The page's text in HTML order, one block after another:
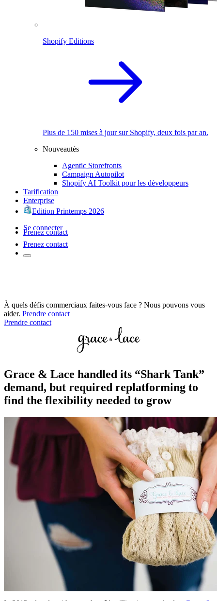
Shopify Editions
Plus de 150 mises à jour sur Shopify, deux fois par an.
Nouveautés
Agentic Storefronts
Campaign Autopilot
Shopify AI Toolkit pour les développeurs
Tarification
Enterprise
Edition Printemps 2026
Se connecter
Prenez contact
Prenez contact
À quels défis commerciaux faites-vous face ? Nous pouvons vous
aider. Prendre contact
Prendre contact
Grace & Lace handled its “Shark Tank”
demand, but required replatforming to
find the flexibility needed to grow